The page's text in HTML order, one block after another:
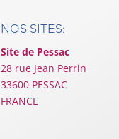
NOS SITES:
Site de Pessac
28 rue Jean Perrin
33600 PESSAC
FRANCE